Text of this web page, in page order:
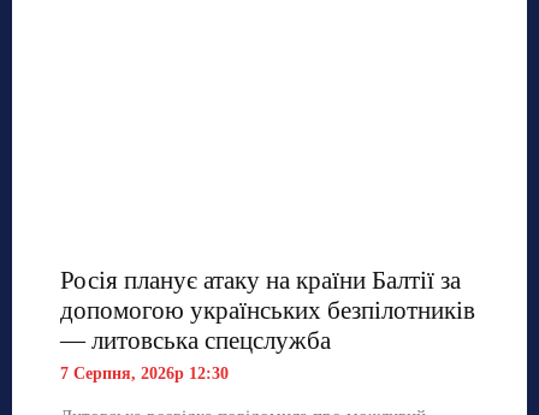
Росія планує атаку на країни Балтії за
допомогою українських безпілотників
— литовська спецслужба
7 Серпня, 2026р 12:30